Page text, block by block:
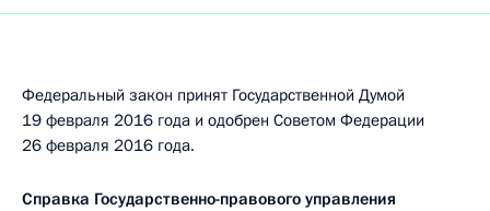
Федеральный закон принят Государственной Думой
19 февраля 2016 года и одобрен Советом Федерации
26 февраля 2016 года.
Справка Государственно-правового управления